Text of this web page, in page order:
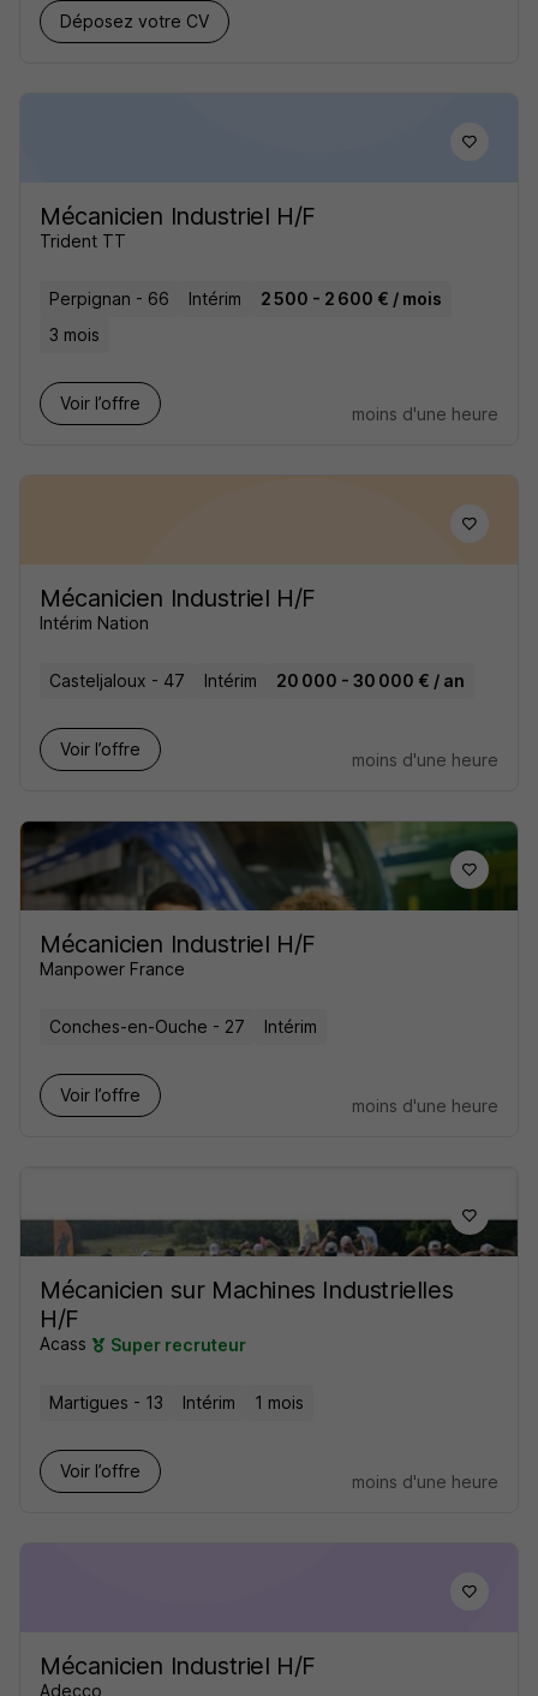
Déposez votre CV
Mécanicien Industriel H/F
Trident TT
Perpignan - 66 Intérim
2 500 - 2 600 € / mois
3 mois
Voir l’offre
moins d'une heure
Mécanicien Industriel H/F
Intérim Nation
Casteljaloux - 47 Intérim 20 000 - 30 000 € / an
Voir l’offre
moins d'une heure
Mécanicien Industriel H/F
Manpower France
Conches-en-Ouche - 27 Intérim
Voir l’offre
moins d'une heure
Mécanicien sur Machines Industrielles
H/F
Acass Super recruteur
Martigues - 13 Intérim 1 mois
Voir l’offre
moins d'une heure
Mécanicien Industriel H/F
Adecco